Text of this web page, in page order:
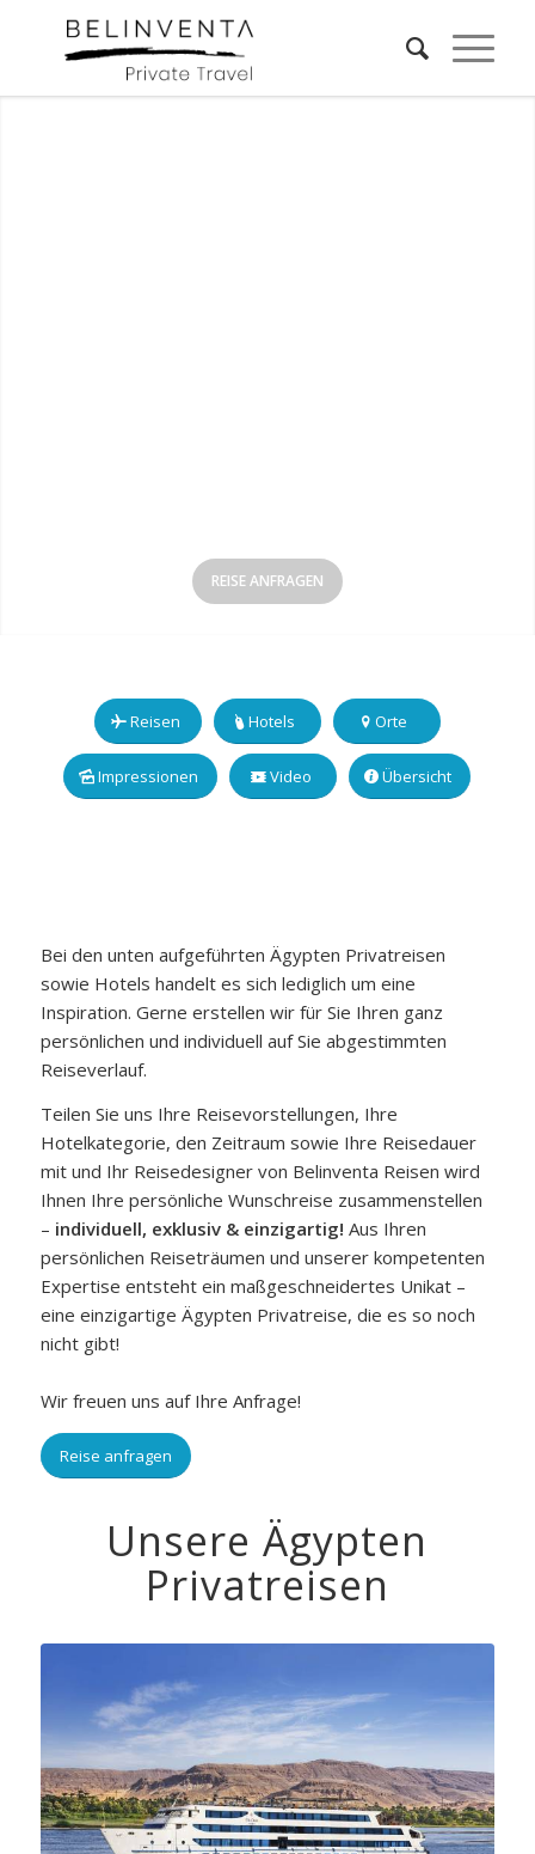
REISE ANFRAGEN
Reisen Hotels Orte
Impressionen Video Übersicht
Bei den unten aufgeführten Ägypten Privatreisen
sowie Hotels handelt es sich lediglich um eine
Inspiration. Gerne erstellen wir für Sie Ihren ganz
persönlichen und individuell auf Sie abgestimmten
Reiseverlauf.
Teilen Sie uns Ihre Reisevorstellungen, Ihre
Hotelkategorie, den Zeitraum sowie Ihre Reisedauer
mit und Ihr Reisedesigner von Belinventa Reisen wird
Ihnen Ihre persönliche Wunschreise zusammenstellen
– individuell, exklusiv & einzigartig! Aus Ihren
persönlichen Reiseträumen und unserer kompetenten
Expertise entsteht ein maßgeschneidertes Unikat –
eine einzigartige Ägypten Privatreise, die es so noch
nicht gibt!
Wir freuen uns auf Ihre Anfrage!
Reise anfragen
Unsere Ägypten
Privatreisen